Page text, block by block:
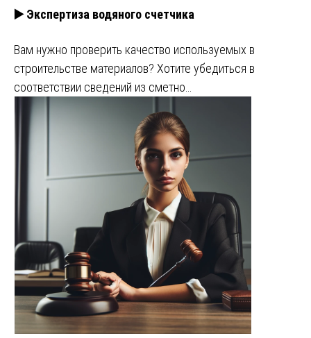
▶️ Экспертиза водяного счетчика
Вам нужно проверить качество используемых в
строительстве материалов? Хотите убедиться в
соответствии сведений из сметно…